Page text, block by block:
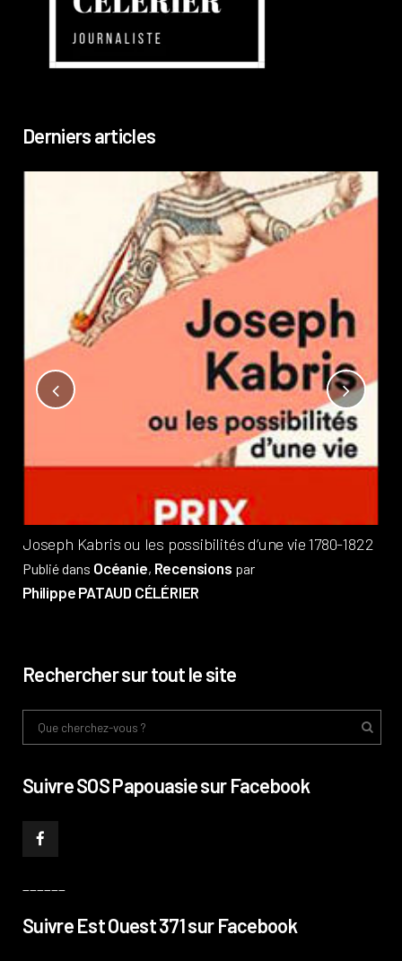
Derniers articles
Joseph Kabris ou les possibilités d’une vie 1780-1822
Publié dans Océanie, Recensions par
Philippe PATAUD CÉLÉRIER
Rechercher sur tout le site
Suivre SOS Papouasie sur Facebook
Suivre Est Ouest 371 sur Facebook